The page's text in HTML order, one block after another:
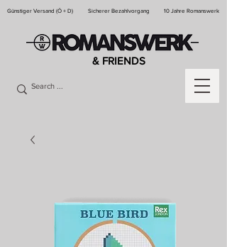
Günstiger Versand (Ö + D) Sicherer Bezahlvorgang 10 Jahre Romanswerk
& FRIENDS